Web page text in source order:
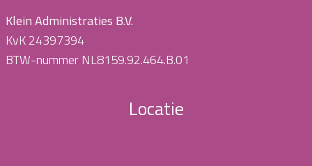
Klein Administraties B.V.
KvK 24397394
BTW-nummer NL8159.92.464.B.01
Locatie